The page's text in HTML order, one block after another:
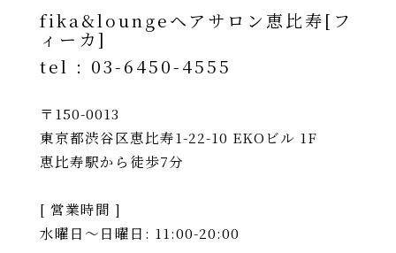
fika&loungeヘアサロン恵比寿[フ
ィーカ]
tel : 03-6450-4555
〒150-0013
東京都渋谷区恵比寿1-22-10 EKOビル 1F
恵比寿駅から徒歩7分
[ 営業時間 ]
水曜日〜日曜日: 11:00-20:00